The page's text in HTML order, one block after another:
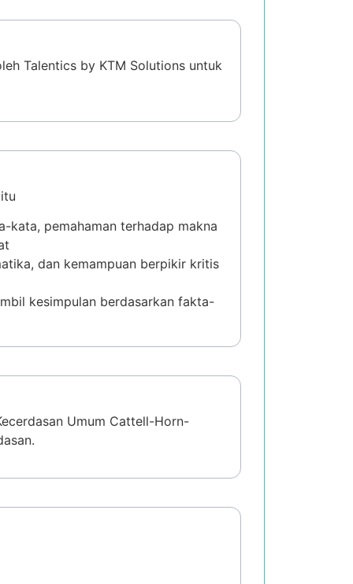
Talentics by KTM Solutions untuk
kata, pemahaman terhadap makna
dan kemampuan berpikir kritis
kesimpulan berdasarkan fakta-
Umum Cattell-Horn-